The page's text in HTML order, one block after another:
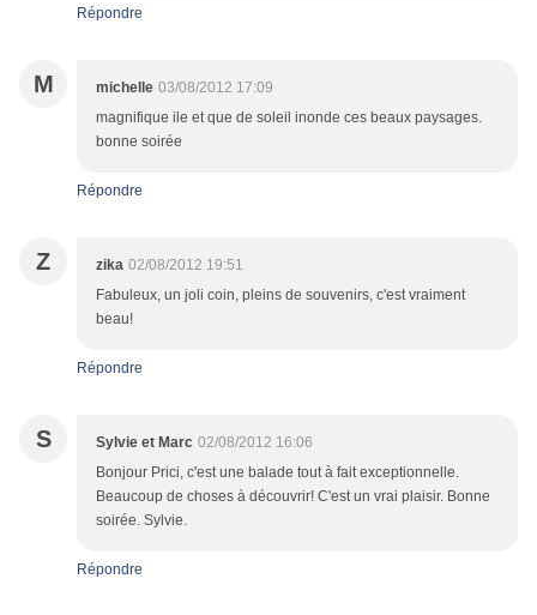
Répondre
M michelle 03/08/2012 17:09
magnifique ile et que de soleil inonde ces beaux paysages.
bonne soirée
Répondre
Z zika 02/08/2012 19:51
Fabuleux, un joli coin, pleins de souvenirs, c'est vraiment
beau!
Répondre
S Sylvie et Marc 02/08/2012 16:06
Bonjour Prici, c'est une balade tout à fait exceptionnelle.
Beaucoup de choses à découvrir! C'est un vrai plaisir. Bonne
soirée. Sylvie.
Répondre